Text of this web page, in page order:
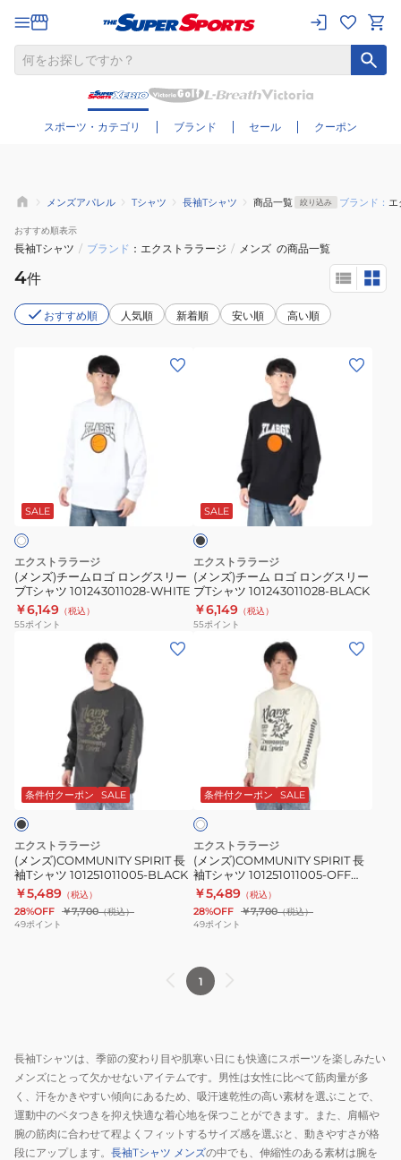
スポーツ・カテゴリ ブランド セール クーポン
さらに絞り込む
メンズアパレル Tシャツ 長袖Tシャツ 商品一覧 絞り込み ブランド： エ
おすすめ順表示
長袖Tシャツ / ブランド エクストララージ / メンズ の商品一覧
4件
おすすめ順 人気順 新着順 安い順 高い順
ゴ
ロ
ン
グ
ス
リ
101243011028-
WHITE
SALE
エクストララージ
(メンズ)チームロゴ ロングスリー
ブTシャツ 101243011028-WHITE
￥6,149 （税込）
55ポイント
ゴ
ロ
ン
グ
ス
リ
101243011028-
BLACK
SALE
ブ
ラ
ッ
ク
エクストララージ
(メンズ)チーム ロゴ ロングスリー
ブTシャツ 101243011028-BLACK
￥6,149 （税込）
55ポイント
ズ)COMMUNITY
シ
ャ
ツ
101251011005-
BLACK
条件付クーポン SALE
エクストララージ
(メンズ)COMMUNITY SPIRIT 長
袖Tシャツ 101251011005-BLACK
￥5,489 （税込）
28%OFF ￥7,700（税込）
49ポイント
ズ)COMMUNITY
シ
ャ
ツ
101251011005-
OFF
WHITE
条件付クーポン SALE
オ
フ
ホ
ワ
ト エクストララージ
(メンズ)COMMUNITY SPIRIT 長
袖Tシャツ 101251011005-OFF
WHITE
￥5,489 （税込）
28%OFF ￥7,700（税込）
49ポイント
1
長袖Tシャツは、季節の変わり目や肌寒い日にも快適にスポーツを楽しみたい
メンズにとって欠かせないアイテムです。男性は女性に比べて筋肉量が多
く、汗をかきやすい傾向にあるため、吸汗速乾性の高い素材を選ぶことで、
運動中のベタつきを抑え快適な着心地を保つことができます。また、肩幅や
腕の筋肉に合わせて程よくフィットするサイズ感を選ぶと、動きやすさが格
段にアップします。 長袖Tシャツ メンズの中でも、伸縮性のある素材は腕を